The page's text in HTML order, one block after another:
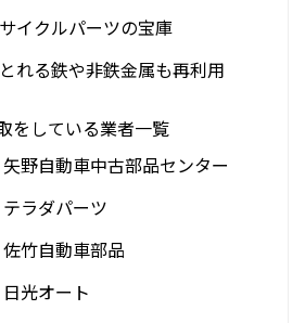
イクルパーツの宝庫
れる鉄や非鉄金属も再利用
をしている業者一覧
野自動車中古部品センター
ラダパーツ
竹自動車部品
光オート